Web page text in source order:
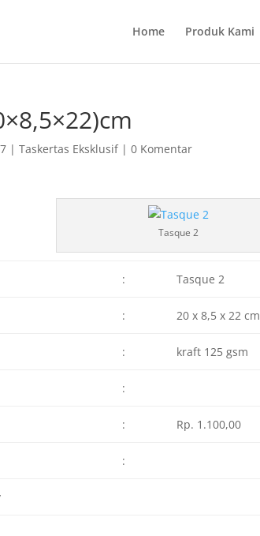
Home Produk Kami
|Taskertas Eksklusif|0 Komentar
Tasque 2
: Tasque 2
: 20 x 8,5 x 22 cm
: kraft 125 gsm
:
: Rp. 1.100,00
: